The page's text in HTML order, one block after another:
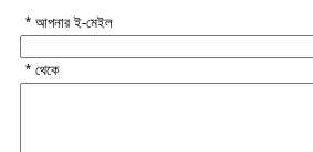
* আপনার ই-মেইল
* থেকে